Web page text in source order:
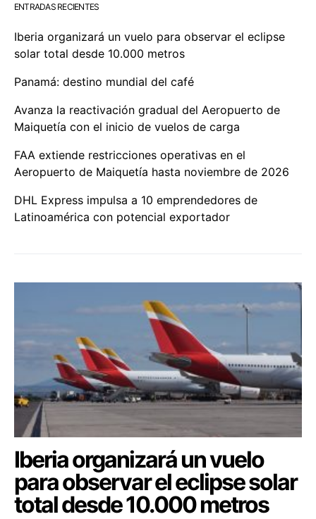
ENTRADAS RECIENTES
Iberia organizará un vuelo para observar el eclipse
solar total desde 10.000 metros
Panamá: destino mundial del café
Avanza la reactivación gradual del Aeropuerto de
Maiquetía con el inicio de vuelos de carga
FAA extiende restricciones operativas en el
Aeropuerto de Maiquetía hasta noviembre de 2026
DHL Express impulsa a 10 emprendedores de
Latinoamérica con potencial exportador
Iberia organizará un vuelo
para observar el eclipse solar
total desde 10.000 metros